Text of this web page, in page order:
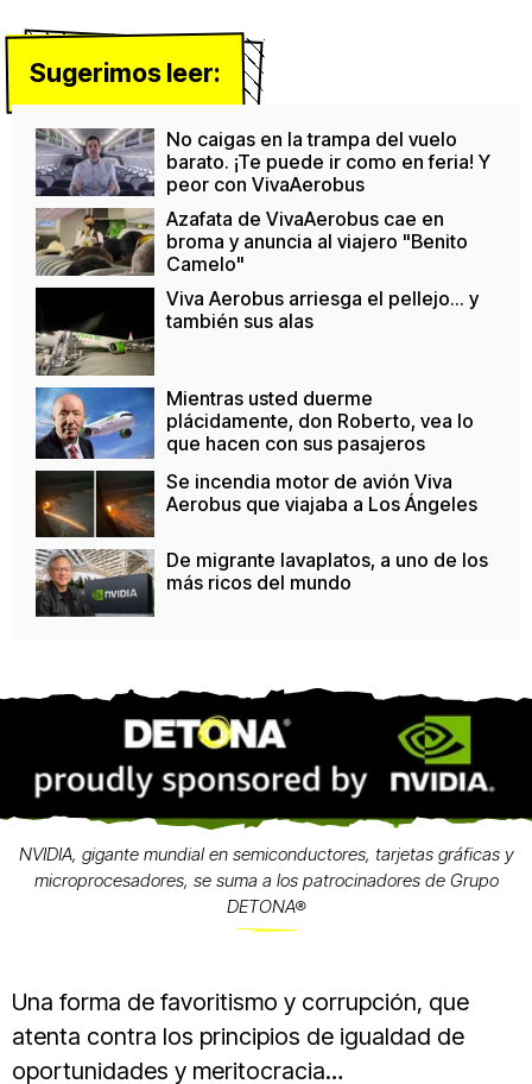
Sugerimos leer:
No caigas en la trampa del vuelo
barato. ¡Te puede ir como en feria! Y
peor con VivaAerobus
Azafata de VivaAerobus cae en
broma y anuncia al viajero "Benito
Camelo"
Viva Aerobus arriesga el pellejo... y
también sus alas
Mientras usted duerme
plácidamente, don Roberto, vea lo
que hacen con sus pasajeros
Se incendia motor de avión Viva
Aerobus que viajaba a Los Ángeles
De migrante lavaplatos, a uno de los
más ricos del mundo
NVIDIA, gigante mundial en semiconductores, tarjetas gráficas y
microprocesadores, se suma a los patrocinadores de Grupo
DETONA®
Una forma de favoritismo y corrupción, que
atenta contra los principios de igualdad de
oportunidades y meritocracia…